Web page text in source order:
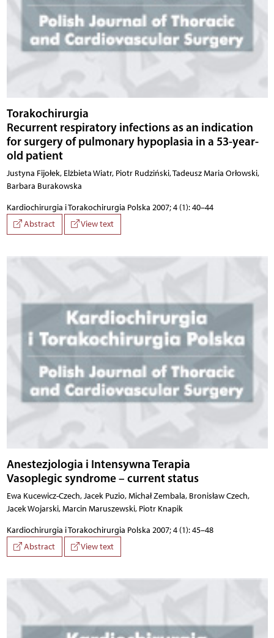
Torakochirurgia
Recurrent respiratory infections as an indication
for surgery of pulmonary hypoplasia in a 53-year-
old patient
Justyna Fijołek, Elżbieta Wiatr, Piotr Rudziński, Tadeusz Maria Orłowski,
Barbara Burakowska
Kardiochirurgia i Torakochirurgia Polska 2007; 4 (1): 40–44
Abstract
View text
Anestezjologia i Intensywna Terapia
Vasoplegic syndrome – current status
Ewa Kucewicz-Czech, Jacek Puzio, Michał Zembala, Bronisław Czech,
Jacek Wojarski, Marcin Maruszewski, Piotr Knapik
Kardiochirurgia i Torakochirurgia Polska 2007; 4 (1): 45–48
Abstract
View text